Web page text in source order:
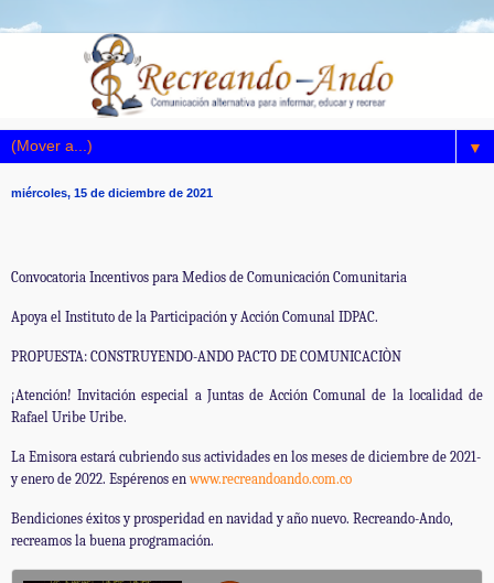
▼
miércoles, 15 de diciembre de 2021
Convocatoria Incentivos para Medios de Comunicación Comunitaria
Apoya el Instituto de la Participación y Acción Comunal IDPAC.
PROPUESTA: CONSTRUYENDO-ANDO PACTO DE COMUNICACIÒN
¡Atención! Invitación especial a Juntas de Acción Comunal de la localidad de
Rafael Uribe Uribe.
La Emisora estará cubriendo sus actividades en los meses de diciembre de 2021-
y enero de 2022. Espérenos enwww.recreandoando.com.co
Bendiciones éxitos y prosperidad en navidad y año nuevo. Recreando-Ando,
recreamos la buena programación.